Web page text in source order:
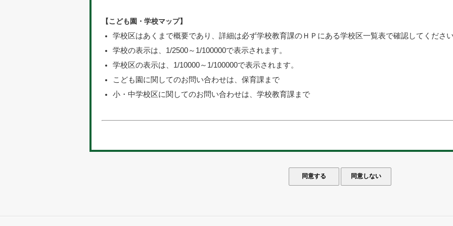
【こども園・学校マップ】
学校区はあくまで概要であり、詳細は必ず学校教育課のＨＰにある学校区一覧表で確認してくださ
学校の表示は、1/2500～1/100000で表示されます。
学校区の表示は、1/10000～1/100000で表示されます。
こども園に関してのお問い合わせは、保育課まで
小・中学校区に関してのお問い合わせは、学校教育課まで